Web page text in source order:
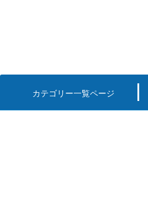
へ
カテゴリー一覧ページ